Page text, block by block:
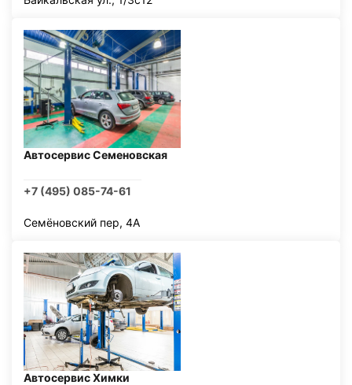
Автосервис Семеновская
+7 (495) 085-74-61
Семёновский пер, 4А
Автосервис Химки